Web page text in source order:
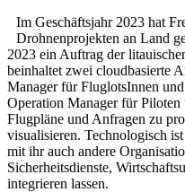
Im Geschäftsjahr 2023 hat
Drohnenprojekten an Land
2023 ein Auftrag der
beinhaltet zwei cloudbasierte
Manager für FluglotsInnen
Operation Manager für
Flugpläne und Anfragen zu
visualisieren. Technologisch
mit ihr auch andere
Sicherheitsdienste,
integrieren lassen.